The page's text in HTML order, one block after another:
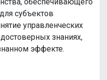
обеспечивающего
субъектов
управленческих
знаниях,
эффекте.